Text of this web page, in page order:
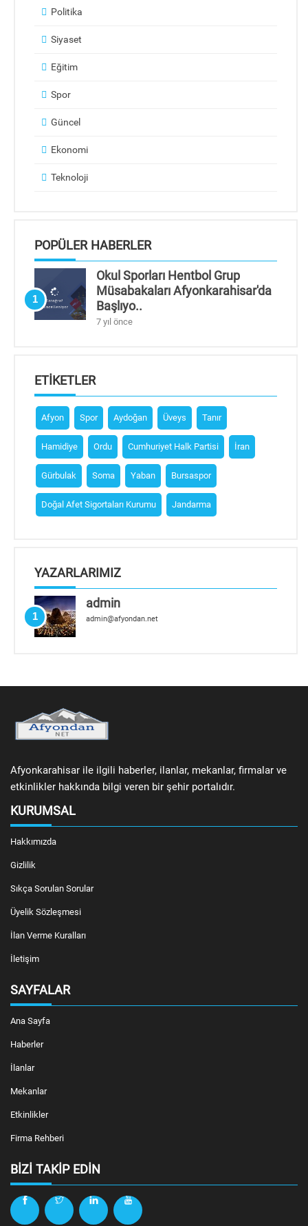
Politika
Siyaset
Eğitim
Spor
Güncel
Ekonomi
Teknoloji
POPÜLER HABERLER
1
Okul Sporları Hentbol Grup
Müsabakaları Afyonkarahisar'da
Başlıyo..
7 yıl önce
ETIKETLER
Afyon Spor Aydoğan Üveys Tanır
Hamidiye Ordu Cumhuriyet Halk Partisi İran
Gürbulak Soma Yaban Bursaspor
Doğal Afet Sigortaları Kurumu Jandarma
YAZARLARIMIZ
1
admin
admin@afyondan.net
Afyonkarahisar ile ilgili haberler, ilanlar, mekanlar, firmalar ve
etkinlikler hakkında bilgi veren bir şehir portalıdır.
KURUMSAL
Hakkımızda
Gizlilik
Sıkça Sorulan Sorular
Üyelik Sözleşmesi
İlan Verme Kuralları
İletişim
SAYFALAR
Ana Sayfa
Haberler
İlanlar
Mekanlar
Etkinlikler
Firma Rehberi
BIZI TAKIP EDIN